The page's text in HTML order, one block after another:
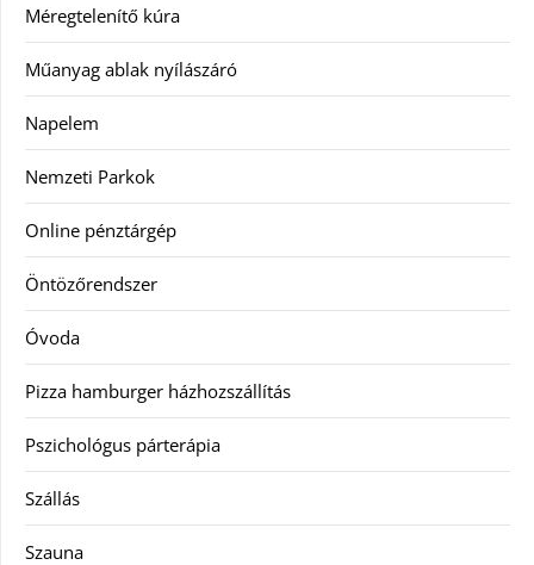
Méregtelenítő kúra
Műanyag ablak nyílászáró
Napelem
Nemzeti Parkok
Online pénztárgép
Öntözőrendszer
Óvoda
Pizza hamburger házhozszállítás
Pszichológus párterápia
Szállás
Szauna